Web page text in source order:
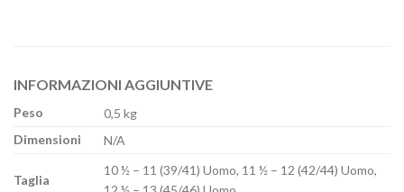
INFORMAZIONI AGGIUNTIVE
Peso
0,5 kg
Dimensioni
N/A
Taglia
10 ½ – 11 (39/41) Uomo, 11 ½ – 12 (42/44) Uomo,